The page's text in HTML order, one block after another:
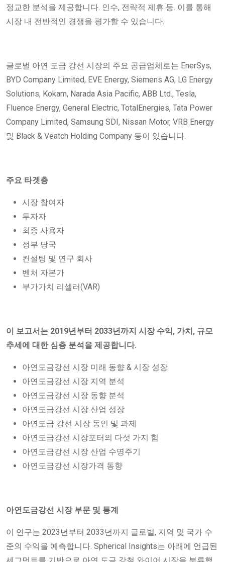
정교한 분석을 제공합니다. 인수, 전략적 제휴 등. 이를 통해
시장 내 전반적인 경쟁을 평가할 수 있습니다.
글로벌 아연 도금 강선 시장의 주요 공급업체로는 EnerSys,
BYD Company Limited, EVE Energy, Siemens AG, LG Energy
Solutions, Kokam, Narada Asia Pacific, ABB Ltd., Tesla,
Fluence Energy, General Electric, TotalEnergies, Tata Power
Company Limited, Samsung SDI, Nissan Motor, VRB Energy
및 Black & Veatch Holding Company 등이 있습니다.
주요 타겟층
시장 참여자
투자자
최종 사용자
정부 당국
컨설팅 및 연구 회사
벤처 자본가
부가가치 리셀러(VAR)
이 보고서는 2019년부터 2033년까지 시장 수익, 가치, 규모
추세에 대한 심층 분석을 제공합니다.
아연도금강선 시장 미래 동향 & 시장 성장
아연도금강선 시장 지역 분석
아연도금강선 시장 동향 분석
아연도금강선 시장 산업 성장
아연도금 강선 시장 동인 및 과제
아연도금강선 시장포터의 다섯 가지 힘
아연도금강선 시장 산업 수명주기
아연도금강선 시장가격 동향
아연도금강선 시장 부문 및 통계
이 연구는 2023년부터 2033년까지 글로벌, 지역 및 국가 수
준의 수익을 예측합니다. Spherical Insights는 아래에 언급된